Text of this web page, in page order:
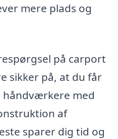
mere plads og
på carport
sikker på, at du får
håndværkere med
af
sparer dig tid og